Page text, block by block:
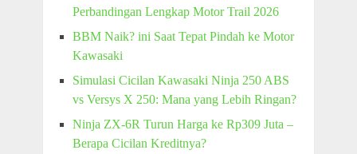
Perbandingan Lengkap Motor Trail 2026
BBM Naik? ini Saat Tepat Pindah ke Motor
Kawasaki
Simulasi Cicilan Kawasaki Ninja 250 ABS
vs Versys X 250: Mana yang Lebih Ringan?
Ninja ZX-6R Turun Harga ke Rp309 Juta –
Berapa Cicilan Kreditnya?